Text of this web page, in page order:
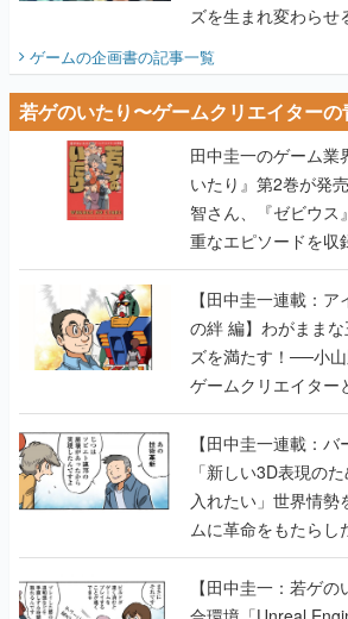
ズを生まれ変わらせ
ゲームの企画書の記事一覧
若ゲのいたり〜ゲームクリエイターの
田中圭一のゲーム業
いたり』第2巻が発
智さん、『ゼビウス
重なエピソードを収
【田中圭一連載：アイ
の絆 編】わがまま
ズを満たす！──小山
ゲームクリエイター
【若ゲのいたり最終
【田中圭一連載：バ
「新しい3D表現の
入れたい」世界情
ムに革命をもたら
のいたり】
【田中圭一：若ゲ